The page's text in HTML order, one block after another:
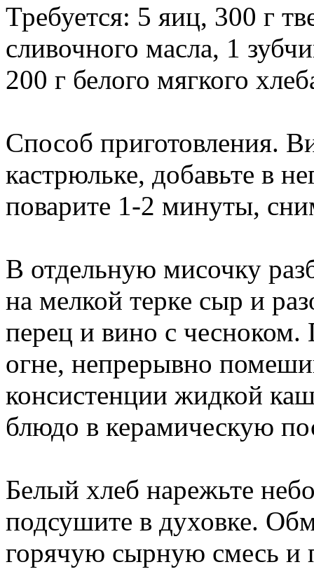
Требуется: 5 яиц, 300 г
сливочного масла, 1
200 г белого мягкого
Способ приготовления.
кастрюльке, добавьте в
поварите 1-2 минуты,
В отдельную мисочку
на мелкой терке сыр и
перец и вино с чесноком.
огне, непрерывно
консистенции жидкой
блюдо в керамическую
Белый хлеб нарежьте
подсушите в духовке.
горячую сырную смесь и